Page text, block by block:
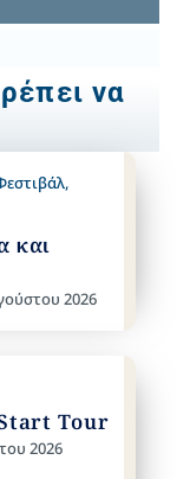
να
,
και
2026
Tour
2026